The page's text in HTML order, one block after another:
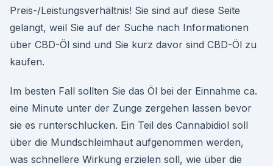
Preis-/Leistungsverhältnis! Sie sind auf diese Seite
gelangt, weil Sie auf der Suche nach Informationen
über CBD-Öl sind und Sie kurz davor sind CBD-Öl zu
kaufen.
Im besten Fall sollten Sie das Öl bei der Einnahme ca.
eine Minute unter der Zunge zergehen lassen bevor
sie es runterschlucken. Ein Teil des Cannabidiol soll
über die Mundschleimhaut aufgenommen werden,
was schnellere Wirkung erzielen soll, wie über die